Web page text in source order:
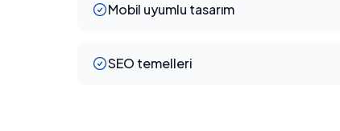
Mobil uyumlu tasarım
SEO temelleri